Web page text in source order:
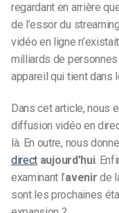
regardant en arrière
de l’essor du
vidéo en ligne
milliards de
appareil qui tient dans
Dans cet article, nous
diffusion vidéo en
là. En outre, nous
direct aujourd’hui.
examinant l’avenir de
sont les prochaines